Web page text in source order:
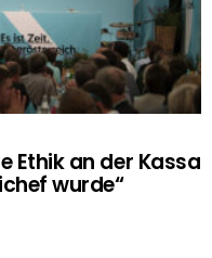
Ethik an der Kassa
wurde“